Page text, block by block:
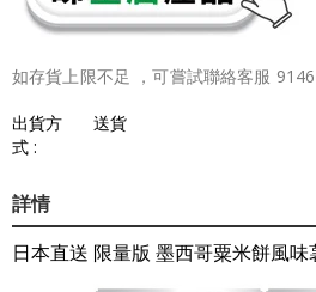
如存貨上限不足 ，可嘗試聯絡客服
出貨方
式 :
送貨
詳情
日本直送 限量版 墨西哥粟米餅風